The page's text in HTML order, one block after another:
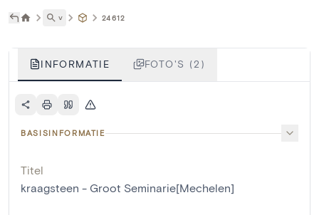
˅ 24612
INFORMATIE FOTO'S (2)
BASISINFORMATIE
Titel
kraagsteen - Groot Seminarie[Mechelen]